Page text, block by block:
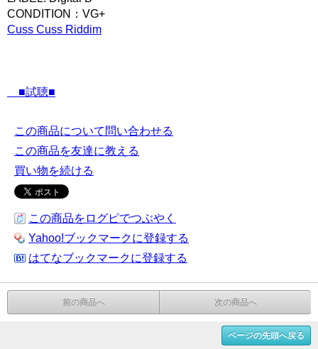
CONDITION：VG+
Cuss Cuss Riddim
■試聴■
この商品について問い合わせる
この商品を友達に教える
買い物を続ける
この商品をログピでつぶやく
Yahoo!ブックマークに登録する
はてなブックマークに登録する
前の商品へ 次の商品へ
ページの先頭へ戻る